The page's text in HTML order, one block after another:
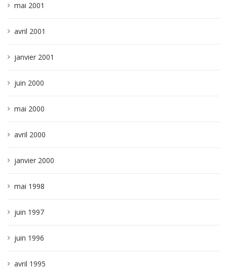
mai 2001
avril 2001
janvier 2001
juin 2000
mai 2000
avril 2000
janvier 2000
mai 1998
juin 1997
juin 1996
avril 1995